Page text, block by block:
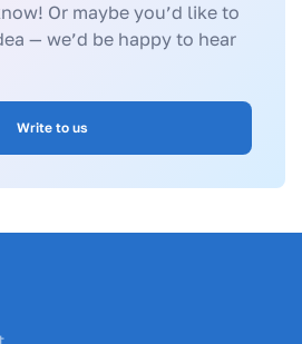
Or maybe you’d like to
— we’d be happy to hear
Write to us